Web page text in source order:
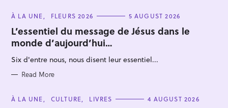
C
T
E
G
O
R
I
S
À LA UNE FLEURS 2026 5 AUGUST 2026
L’essentiel du message de Jésus dans le
monde d’aujourd’hui…
Six d'entre nous, nous disent leur essentiel...
Read More
C
À LA UNE CULTURE LIVRES 4 AUGUST 2026
e